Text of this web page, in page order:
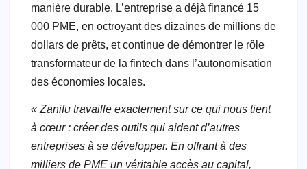
manière durable. L’entreprise a déjà financé 15
000 PME, en octroyant des dizaines de millions de
dollars de prêts, et continue de démontrer le rôle
transformateur de la fintech dans l’autonomisation
des économies locales.
« Zanifu travaille exactement sur ce qui nous tient
à cœur : créer des outils qui aident d’autres
entreprises à se développer. En offrant à des
milliers de PME un véritable accès au capital,